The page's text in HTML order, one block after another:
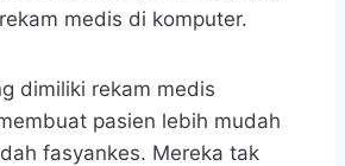
medis di komputer.
dimiliki rekam medis
pasien lebih mudah
fasyankes. Mereka tak